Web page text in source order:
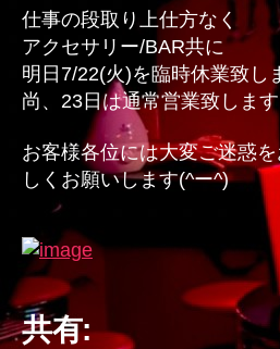
仕事の段取り上仕方なく
アクセサリー/BAR共に
明日7/22(火)を臨時休業致し
尚、23日は通常営業致しま
お客様各位には大変ご迷惑
しくお願いします(^ー^)
共有: